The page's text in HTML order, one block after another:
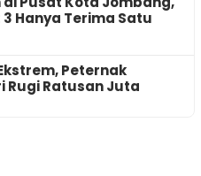
Hanya Terima Satu
Peternak
Rugi Ratusan Juta